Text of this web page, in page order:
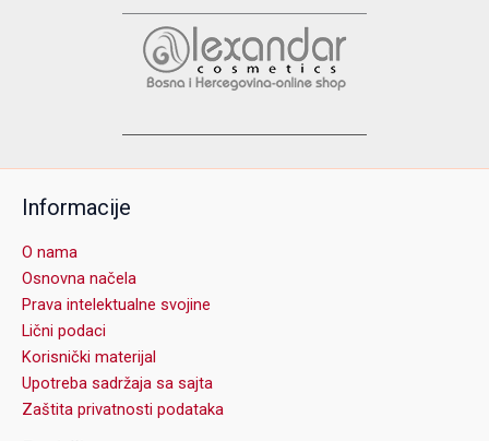
Informacije
O nama
Osnovna načela
Prava intelektualne svojine
Lični podaci
Korisnički materijal
Upotreba sadržaja sa sajta
Zaštita privatnosti podataka